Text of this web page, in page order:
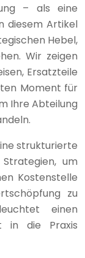
– als eine
diesem Artikel
Hebel,
Wir zeigen
Ersatzteile
Moment für
Ihre Abteilung
strukturierte
um
Kostenstelle
zu
einen
in die Praxis